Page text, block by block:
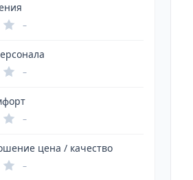
–
–
–
цена / качество
–